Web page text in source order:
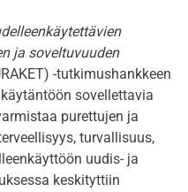
ja soveltuvuuden
-tutkimushankkeen
sovellettavia
purettujen ja
turvallisuus,
uudis- ja
keskityttiin